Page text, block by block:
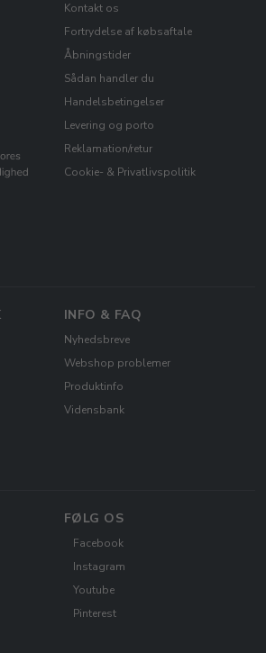
Kontakt os
Fortrydelse af købsaftale
Åbningstider
Sådan handler du
Handelsbetingelser
Levering og porto
Reklamation/retur
Cookie- & Privatlivspolitik
INFO & FAQ
Nyhedsbreve
Webshop problemer
Produktinfo
Vidensbank
FØLG OS
Facebook
Instagram
Youtube
Pinterest